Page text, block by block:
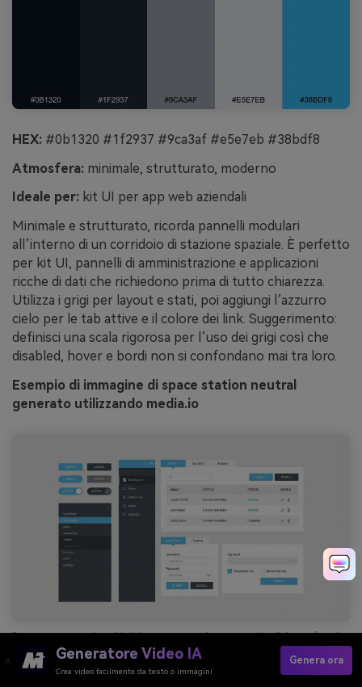
HEX: #0b1320 #1f2937 #9ca3af #e5e7eb #38bdf8
Atmosfera: minimale, strutturato, moderno
Ideale per: kit UI per app web aziendali
Minimale e strutturato, ricorda pannelli modulari
all’interno di un corridoio di stazione spaziale. È perfetto
per kit UI, pannelli di amministrazione e applicazioni
ricche di dati che richiedono prima di tutto chiarezza.
Utilizza i grigi per layout e stati, poi aggiungi l’azzurro
cielo per le tab attive e il colore dei link. Suggerimento:
definisci una scala rigorosa per l’uso dei grigi così che
disabled, hover e bordi non si confondano mai tra loro.
Esempio di immagine di space station neutral
generato utilizzando media.io
Prompt: anteprima kit UI per app web enterprise 2d su sfondo
chiaro, componenti multipli come pulsanti, tabelle e form,
grigio chiaro e antracite predominanti, azzurro per azioni
primarie e stati attivi, senza cornice dispositivo --ar 16:9
Generatore Video IA
Crea video facilmente da testo o immagini
Genera ora